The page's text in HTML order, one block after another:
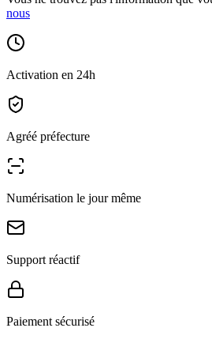
nous
Activation en 24h
Agréé préfecture
Numérisation le jour même
Support réactif
Paiement sécurisé